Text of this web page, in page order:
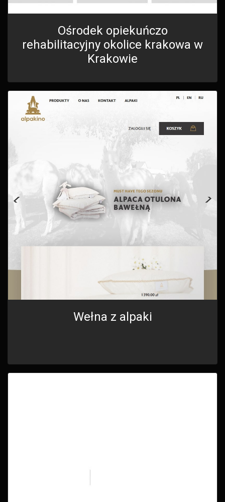
Ośrodek opiekuńczo
rehabilitacyjny okolice krakowa w
Krakowie
Wełna z alpaki